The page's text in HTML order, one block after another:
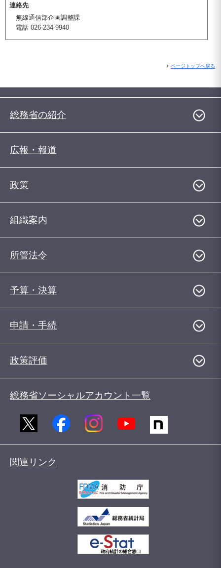
連絡先
無線通信部企画調整課
電話 026-234-9940
ページトップへ戻る
総務省の紹介
広報・報道
政策
組織案内
所管法令
予算・決算
申請・手続
政策評価
総務省ソーシャルアカウント一覧
関連リンク